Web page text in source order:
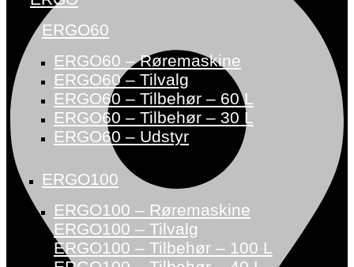
ERGO60
ERGO60 – Røremaskine
ERGO60 – Tilvalg
ERGO60 – Tilbehør – 60 L
ERGO60 – Tilbehør – 30 L
ERGO60 – Udstyr
ERGO100
ERGO100 – Røremaskine
ERGO100 – Tilvalg
ERGO100 – Tilbehør – 100 L